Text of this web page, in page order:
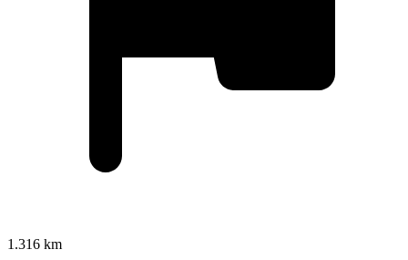
1.316 km